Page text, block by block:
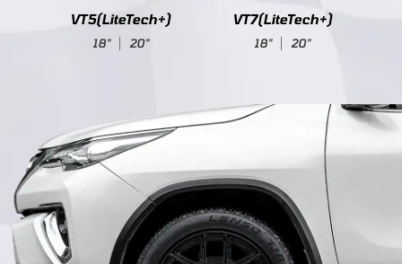
VT5(LiteTech+)
18" 20"
VT7(LiteTech+)
18" 20"